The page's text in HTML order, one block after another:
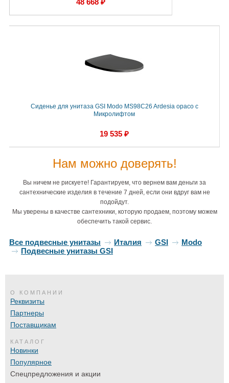
48 668 ₽
Сиденье для унитаза GSI Modo MS98C26 Ardesia opaco с
Микролифтом
19 535 ₽
Нам можно доверять!
Вы ничем не рискуете! Гарантируем, что вернем вам деньги за
сантехнические изделия в течение 7 дней, если они вдруг вам не
подойдут.
Мы уверены в качестве сантехники, которую продаем, поэтому можем
обеспечить такой сервис.
Все подвесные унитазы Италия GSI
Modo
Подвесные унитазы GSI
О КОМПАНИИ
Реквизиты
Партнеры
Поставщикам
КАТАЛОГ
Новинки
Популярное
Спецпредложения и акции